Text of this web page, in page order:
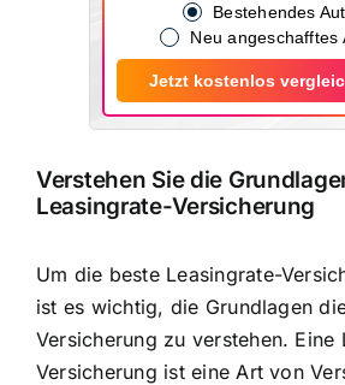
Bestehendes
Neu angeschafftes
Jetzt kostenlos
Verstehen Sie die
Leasingrate-Versicherung
Um die beste Leasingrate-
ist es wichtig, die Grundlagen
Versicherung zu verstehen. Eine
Versicherung ist eine Art von